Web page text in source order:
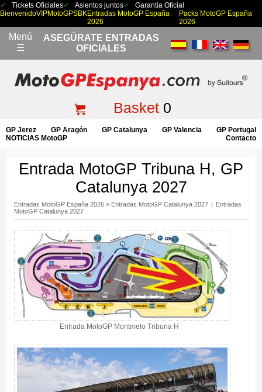
Tickets Oficiales Asientos juntos
Garantía Oficial
BienvenidoVIPMotoGPSBKEntradas MotoGP España
2026
Packs MotoGP España
2026
Menú
☰
ASEGÚRATE ENTRADAS
OFICIALES
Basket0
GP Jerez GP Aragón GP Catalunya GP Valencia
GP Portugal
NOTICIAS MotoGP
Contacto
Entrada MotoGP Tribuna H, GP
Catalunya 2027
Entradas MotoGP España 2026» Entradas MotoGP Catalunya 2027 | Entradas
MotoGP Catalunya 2027
Entrada MotoGP Montmelo Tribuna H